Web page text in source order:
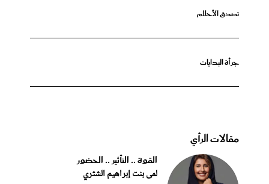
تصدق الأحلام
جرأة البدايات
مقالات الرأي
القوة .. التأثير .. الحضور
لمى بنت إبراهيم الشثري